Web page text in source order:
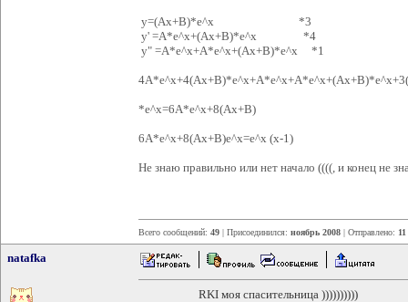
у=(Ах+В)*e^x *3
y' =А*e^x+(Ах+В)*e^x *4
y" =А*e^x+А*e^x+(Ах+В)*e^x *1
*e^x=6А*e^x+8(Ах+В)
6А*e^x+8(Ах+В)e^x=e^x (x-1)
Не знаю правильно или нет начало ((((, и конец не
Всего сообщений: 49 | Присоединился: ноябрь 2008 | Отправлено:
natafka
RKI моя спасительница ))))))))))